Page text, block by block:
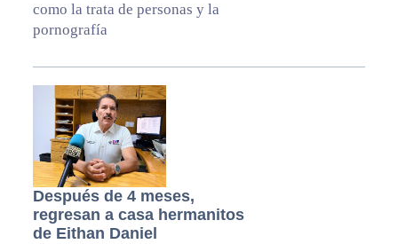
como la trata de personas y la
pornografía
Después de 4 meses,
regresan a casa hermanitos
de Eithan Daniel